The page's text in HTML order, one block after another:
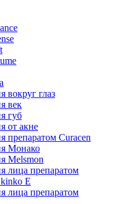
вокруг глаз
век
губ
от акне
препаратом Curacen
Монако
Melsmon
лица препаратом
E
лица препаратом